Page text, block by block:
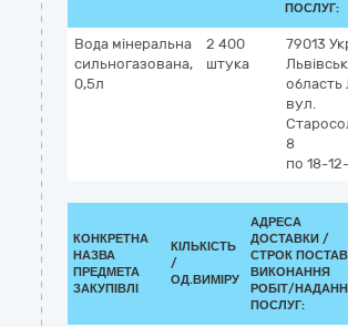
ПОСЛУГ:
Вода мінеральна
сильногазована,
0,5л
2 400
штука
79013
область
вул.
8
по 18-
КОНКРЕТНА
НАЗВА
ПРЕДМЕТА
ЗАКУПІВЛІ
КІЛЬКІСТЬ
/
ОД.ВИМІРУ
АДРЕСА
ДОСТАВКИ /
СТРОК
ВИКОНАННЯ
РОБІТ/
ПОСЛУГ: